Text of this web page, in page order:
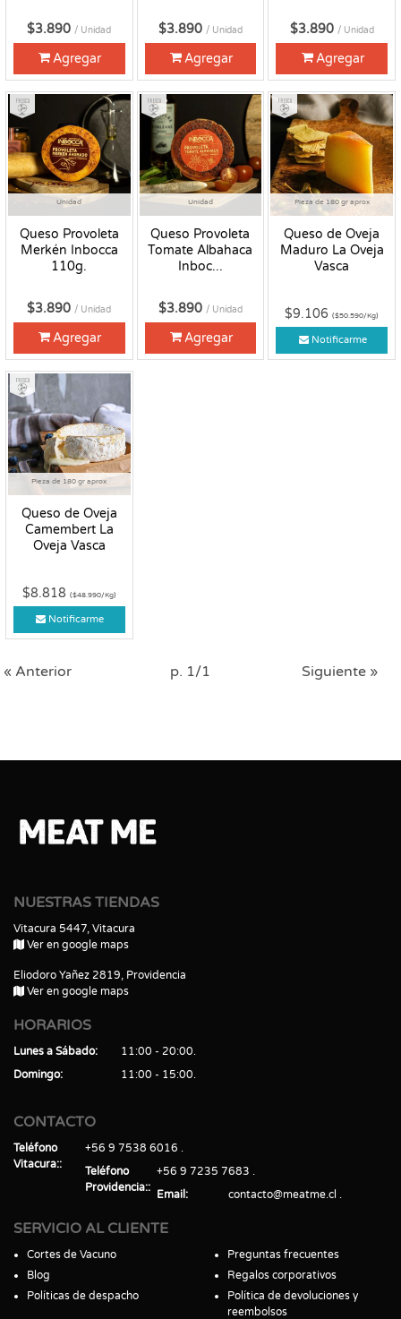
$3.890 / Unidad
Agregar
$3.890 / Unidad
Agregar
$3.890 / Unidad
Agregar
Unidad
Queso Provoleta
Merkén Inbocca
110g.
Fresco
$3.890 / Unidad
Agregar
Unidad
Queso Provoleta
Tomate Albahaca
Inboc...
Fresco
$3.890 / Unidad
Agregar
Pieza de 180 gr aprox
Queso de Oveja
Maduro La Oveja
Vasca
Fresco
$9.106($50.590/Kg)
Notificarme
Pieza de 180 gr aprox
Queso de Oveja
Camembert La
Oveja Vasca
Fresco
$8.818 ($48.990/Kg)
Notificarme
« Anterior p. 1/1 Siguiente »
NUESTRAS TIENDAS
Vitacura 5447, Vitacura
Ver en google maps
Eliodoro Yañez 2819, Providencia
Ver en google maps
HORARIOS
Lunes a Sábado
11:00 - 20:00
Domingo
11:00 - 15:00
CONTACTO
Teléfono
Vitacura:
+56 9 7538 6016
Teléfono
Providencia:
+56 9 7235 7683
Email
contacto@meatme.cl
SERVICIO AL CLIENTE
Cortes de Vacuno
Blog
Políticas de despacho
Preguntas frecuentes
Regalos corporativos
Política de devoluciones y
reembolsos